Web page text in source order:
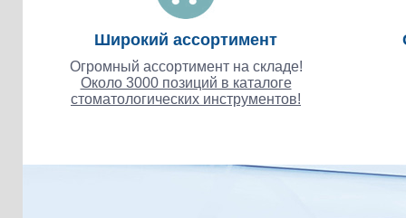
Широкий ассортимент
Огромный ассортимент на складе!
Около 3000 позиций в каталоге
стоматологических инструментов!